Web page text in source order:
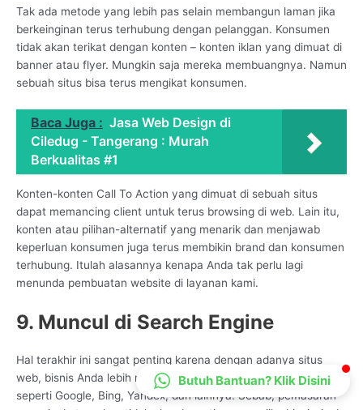
Tak ada metode yang lebih pas selain membangun laman jika
berkeinginan terus terhubung dengan pelanggan. Konsumen
tidak akan terikat dengan konten – konten iklan yang dimuat di
banner atau flyer. Mungkin saja mereka membuangnya. Namun
sebuah situs bisa terus mengikat konsumen.
Baca Juga : Jasa Web Design di
Ciledug - Tangerang : Murah
Berkualitas #1
Konten-konten Call To Action yang dimuat di sebuah situs
dapat memancing client untuk terus browsing di web. Lain itu,
konten atau pilihan-alternatif yang menarik dan menjawab
keperluan konsumen juga terus membikin brand dan konsumen
terhubung. Itulah alasannya kenapa Anda tak perlu lagi
menunda pembuatan website di layanan kami.
9. Muncul di Search Engine
Hal terakhir ini sangat penting karena dengan adanya situs
web, bisnis Anda lebih mudah ditemukan di mesin pencarian,
seperti Google, Bing, Yandex, dan lainnya. Sebab, pemasaran
CS Lenteraweb
Online
Butuh Bantuan? Klik Disini